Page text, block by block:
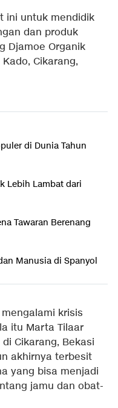
ini untuk mendidik
dan produk
Djamoe Organik
Cikarang,
di Dunia Tahun
Lebih Lambat dari
Tawaran Berenang
Manusia di Spanyol
krisis
itu Marta Tilaar
Cikarang, Bekasi
akhirnya terbesit
yang bisa menjadi
jamu dan obat-